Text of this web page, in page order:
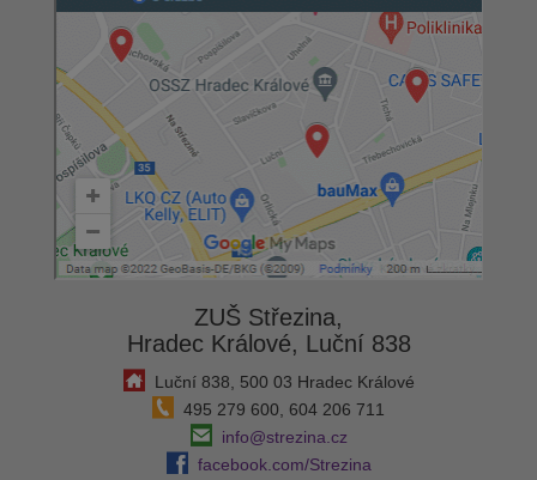
ZUŠ Střezina,
Hradec Králové, Luční 838
Luční 838, 500 03 Hradec Králové
495 279 600, 604 206 711
info@strezina.cz
facebook.com/Strezina